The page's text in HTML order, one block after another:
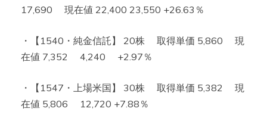
17,690 現在値 22,400 23,550 +26.63％
・【1540・純金信託】 20株 取得単価 5,860 現
在値 7,352 4,240 +2.97％
・【1547・上場米国】 30株 取得単価 5,382 現
在値 5,806 12,720 +7.88％